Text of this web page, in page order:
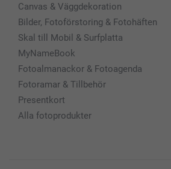
Canvas & Väggdekoration
Bilder, Fotoförstoring & Fotohäften
Skal till Mobil & Surfplatta
MyNameBook
Fotoalmanackor & Fotoagenda
Fotoramar & Tillbehör
Presentkort
Alla fotoprodukter